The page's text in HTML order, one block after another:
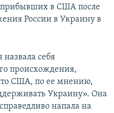
прибывших в США после
России в Украину в
себя
происхождения,
США, по ее мнению,
Украину». Она
напала на